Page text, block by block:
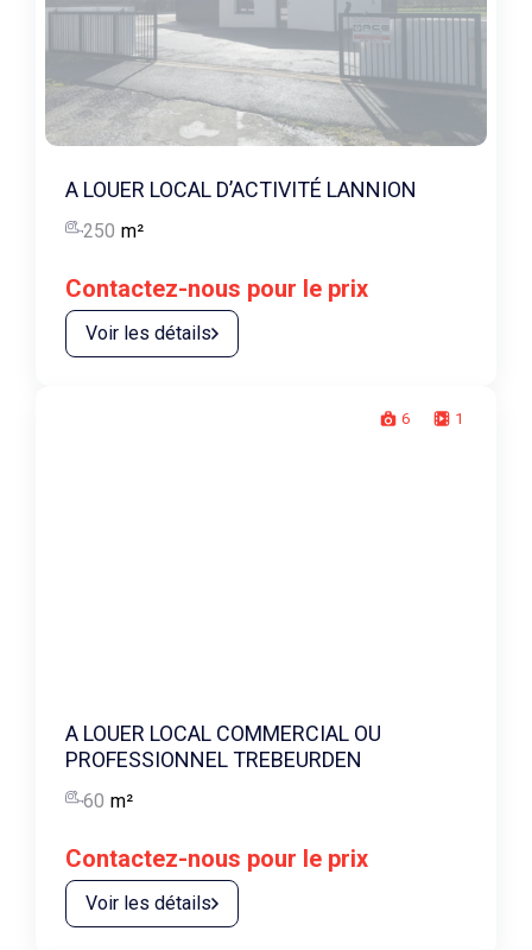
A LOUER LOCAL D’ACTIVITÉ LANNION
250 m²
Contactez-nous pour le prix
Voir les détails
6 1
A LOUER LOCAL COMMERCIAL OU
PROFESSIONNEL TREBEURDEN
60 m²
Contactez-nous pour le prix
Voir les détails